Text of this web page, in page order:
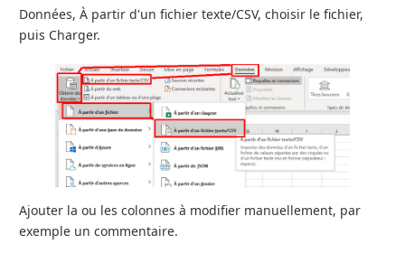
Données, À partir d'un fichier texte/CSV, choisir le fichier,
puis Charger.
Ajouter la ou les colonnes à modifier manuellement, par
exemple un commentaire.